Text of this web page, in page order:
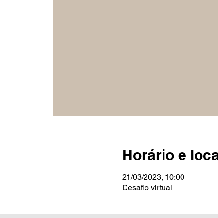
Horário e
21/03/2023, 10:00
Desafio virtual